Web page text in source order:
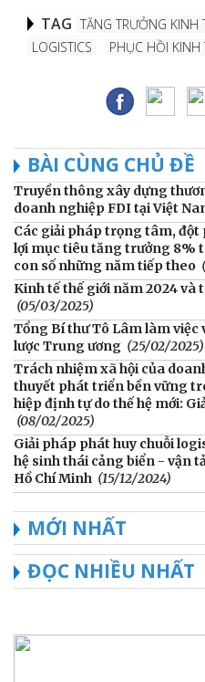
TAG TĂNG TRƯỞNG KINH
LOGISTICS
PHỤC HỒI KINH
BÀI CÙNG CHỦ ĐỀ
Truyền thông xây dựng
doanh nghiệp FDI tại Việt
Các giải pháp trọng tâm, đột
lợi mục tiêu tăng trưởng 8%
con số những năm tiếp theo
Kinh tế thế giới năm 2024 và
(05/03/2025)
Tổng Bí thư Tô Lâm làm việc
lược Trung ương (25/02/2025)
Trách nhiệm xã hội của
thuyết phát triển bền vững
hiệp định tự do thế hệ mới:
(08/02/2025)
Giải pháp phát huy chuỗi
hệ sinh thái cảng biển - vận
Hồ Chí Minh (15/12/2024)
MỚI NHẤT
ĐỌC NHIỀU NHẤT